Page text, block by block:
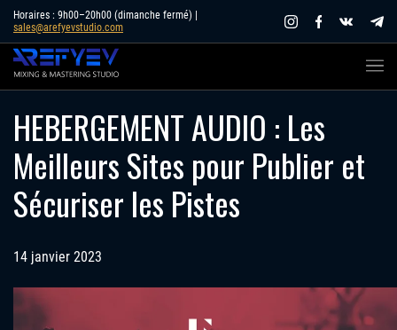
Skip
content
Horaires : 9h00–20h00 (dimanche fermé) |
sales@arefyevstudio.com
HEBERGEMENT AUDIO : Les
Meilleurs Sites pour Publier et
Sécuriser les Pistes
14 janvier 2023